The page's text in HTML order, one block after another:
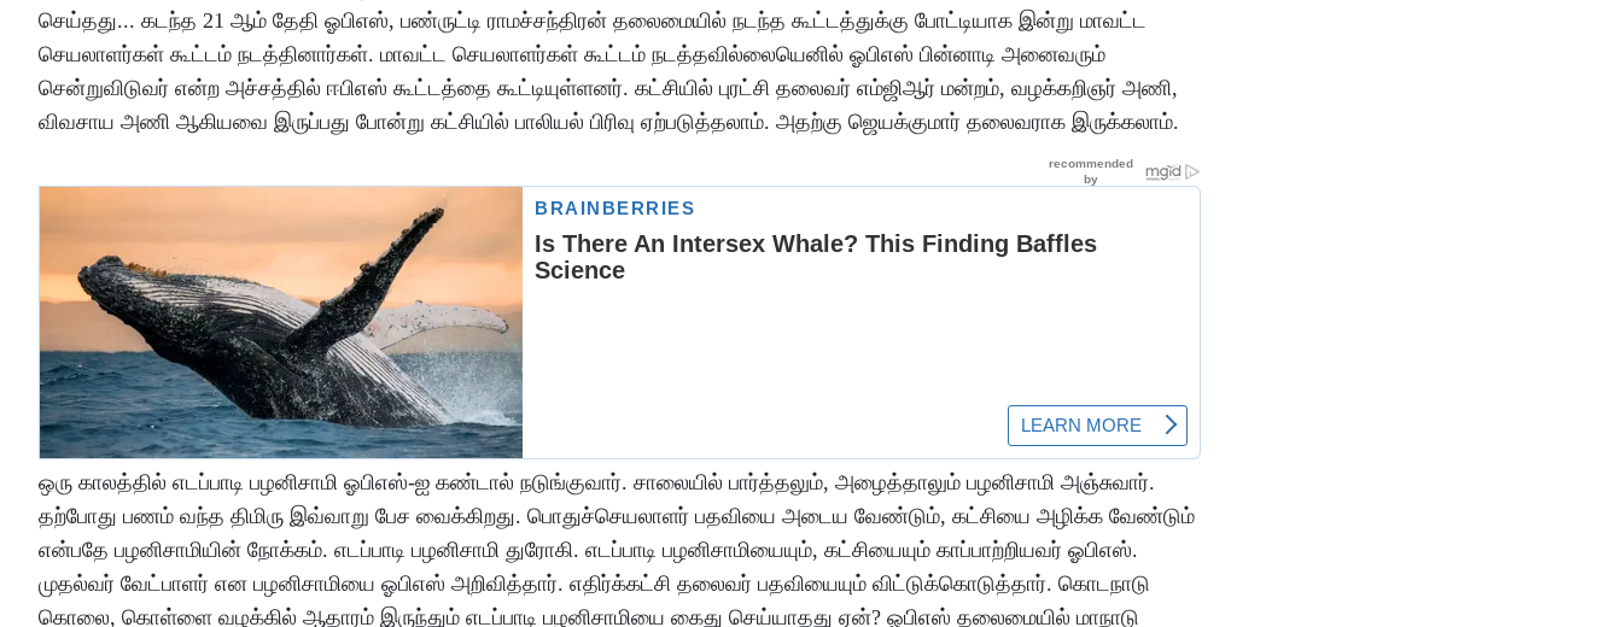
செய்தது... கடந்த 21 ஆம் தேதி ஓபிஎஸ், பண்ருட்டி ராமச்சந்திரன் தலைமையில் நடந்த கூட்டத்துக்கு போட்டியாக இன்று மாவட்ட
செயலாளர்கள் கூட்டம் நடத்தினார்கள். மாவட்ட செயலாளர்கள் கூட்டம் நடத்தவில்லையெனில் ஓபிஎஸ் பின்னாடி அனைவரும்
சென்றுவிடுவர் என்ற அச்சத்தில் ஈபிஎஸ் கூட்டத்தை கூட்டியுள்ளனர். கட்சியில் புரட்சி தலைவர் எம்ஜிஆர் மன்றம், வழக்கறிஞர் அணி,
விவசாய அணி ஆகியவை இருப்பது போன்று கட்சியில் பாலியல் பிரிவு ஏற்படுத்தலாம். அதற்கு ஜெயக்குமார் தலைவராக இருக்கலாம்.
ஒரு காலத்தில் எடப்பாடி பழனிசாமி ஓபிஎஸ்-ஐ கண்டால் நடுங்குவார். சாலையில் பார்த்தலும், அழைத்தாலும் பழனிசாமி அஞ்சுவார்.
தற்போது பணம் வந்த திமிரு இவ்வாறு பேச வைக்கிறது. பொதுச்செயலாளர் பதவியை அடைய வேண்டும், கட்சியை அழிக்க வேண்டும்
என்பதே பழனிசாமியின் நோக்கம். எடப்பாடி பழனிசாமி துரோகி. எடப்பாடி பழனிசாமியையும், கட்சியையும் காப்பாற்றியவர் ஓபிஎஸ்.
முதல்வர் வேட்பாளர் என பழனிசாமியை ஓபிஎஸ் அறிவித்தார். எதிர்க்கட்சி தலைவர் பதவியையும் விட்டுக்கொடுத்தார். கொடநாடு
கொலை, கொள்ளை வழக்கில் ஆதாரம் இருந்தும் எடப்பாடி பழனிசாமியை கைது செய்யாதது ஏன்? ஓபிஎஸ் தலைமையில் மாநாடு